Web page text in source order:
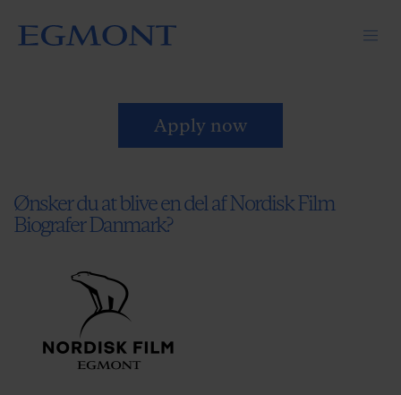
Apply now
Ønsker du at blive en del af Nordisk Film
Biografer Danmark?